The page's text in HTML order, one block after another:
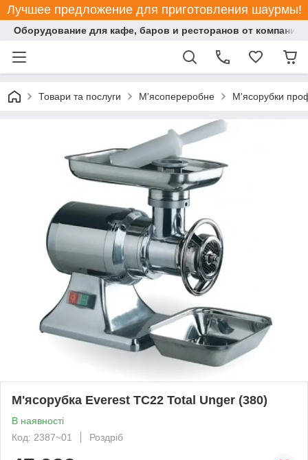
Лучшее предложение для приготовления шаурмы!
Оборудование для кафе, баров и ресторанов от компании
Товари та послуги М'ясопереробне М'ясорубки
М'ясорубка Everest TC22 Total Unger (380)
В наявності
Код: 2387~01
Роздріб